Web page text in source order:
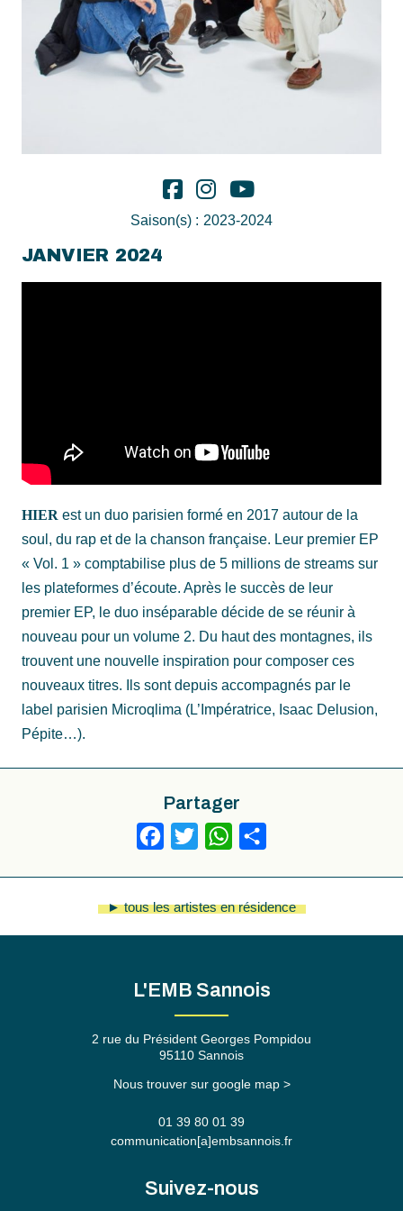
Saison(s) : 2023-2024
JANVIER 2024
HIER est un duo parisien formé en 2017 autour de la
soul, du rap et de la chanson française. Leur premier EP
« Vol. 1 » comptabilise plus de 5 millions de streams sur
les plateformes d’écoute. Après le succès de leur
premier EP, le duo inséparable décide de se réunir à
nouveau pour un volume 2. Du haut des montagnes, ils
trouvent une nouvelle inspiration pour composer ces
nouveaux titres. Ils sont depuis accompagnés par le
label parisien Microqlima (L’Impératrice, Isaac Delusion,
Pépite…).
Partager
Facebook
Twitter WhatsApp
► tous les artistes en résidence
L'EMB Sannois
2 rue du Président Georges Pompidou
95110 Sannois
Nous trouver sur google map >
01 39 80 01 39
communication[a]embsannois.fr
Suivez-nous